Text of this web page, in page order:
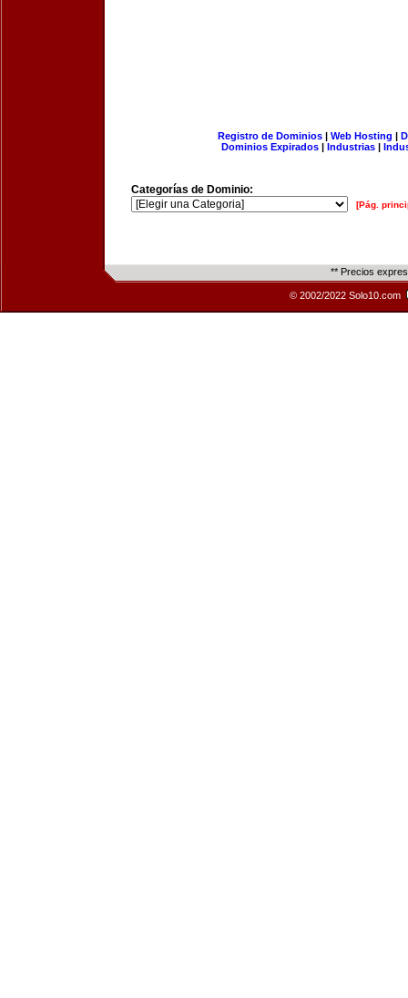
Registro de Dominios| Web Hosting |
Dominios Expirados | Industrias |
Categorías de Dominio:
[Pág.
** Precios
© 2002/2022 Solo10.com